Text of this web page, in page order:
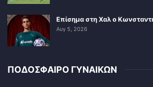
Επίσημα στη Χαλ ο
Αυγ 5, 2026
ΠΟΔΟΣΦΑΙΡΟ ΓΥΝΑΙΚΩΝ